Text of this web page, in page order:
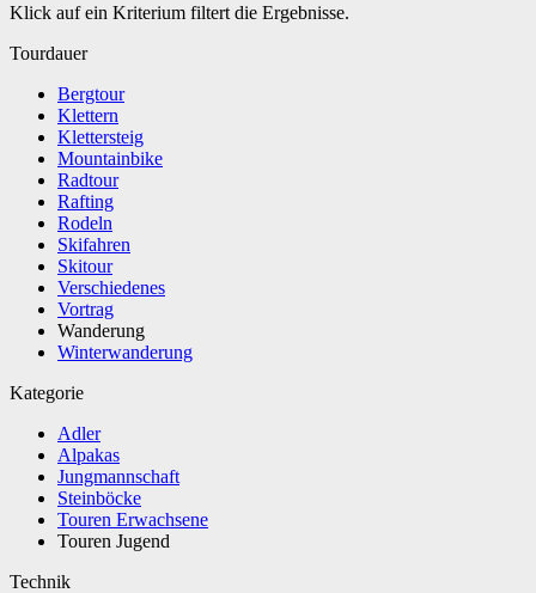
Klick auf ein Kriterium filtert die Ergebnisse.
Tourdauer
Bergtour
Klettern
Klettersteig
Mountainbike
Radtour
Rafting
Rodeln
Skifahren
Skitour
Verschiedenes
Vortrag
Wanderung
Winterwanderung
Kategorie
Adler
Alpakas
Jungmannschaft
Steinböcke
Touren Erwachsene
Touren Jugend
Technik